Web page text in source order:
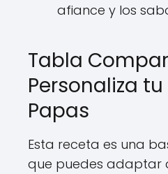
afiance y los
Tabla
Personaliza
Papas
Esta receta es una
que puedes adaptar